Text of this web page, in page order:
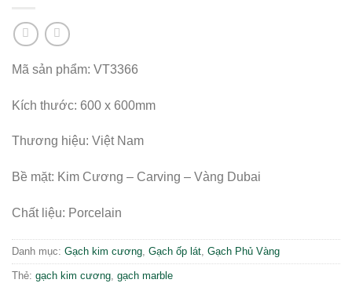
Mã sản phẩm: VT3366
Kích thước: 600 x 600mm
Thương hiệu: Việt Nam
Bề mặt: Kim Cương – Carving – Vàng Dubai
Chất liệu: Porcelain
Danh mục: Gạch kim cương Gạch ốp lát Gạch Phủ Vàng
Thẻ: gạch kim cương gạch marble